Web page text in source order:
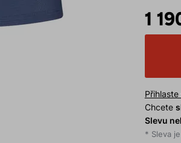
1
Chcete
Slevu
* Sleva